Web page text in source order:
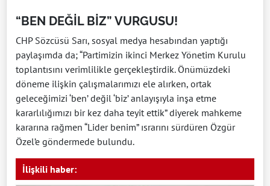
“BEN DEĞİL BİZ” VURGUSU!
CHP Sözcüsü Sarı, sosyal medya hesabından yaptığı
paylaşımda da; “Partimizin ikinci Merkez Yönetim Kurulu
toplantısını verimlilikle gerçekleştirdik. Önümüzdeki
döneme ilişkin çalışmalarımızı ele alırken, ortak
geleceğimizi ‘ben’ değil ‘biz’ anlayışıyla inşa etme
kararlılığımızı bir kez daha teyit ettik” diyerek mahkeme
kararına rağmen “Lider benim” ısrarını sürdüren Özgür
Özel’e göndermede bulundu.
İlişkili haber: